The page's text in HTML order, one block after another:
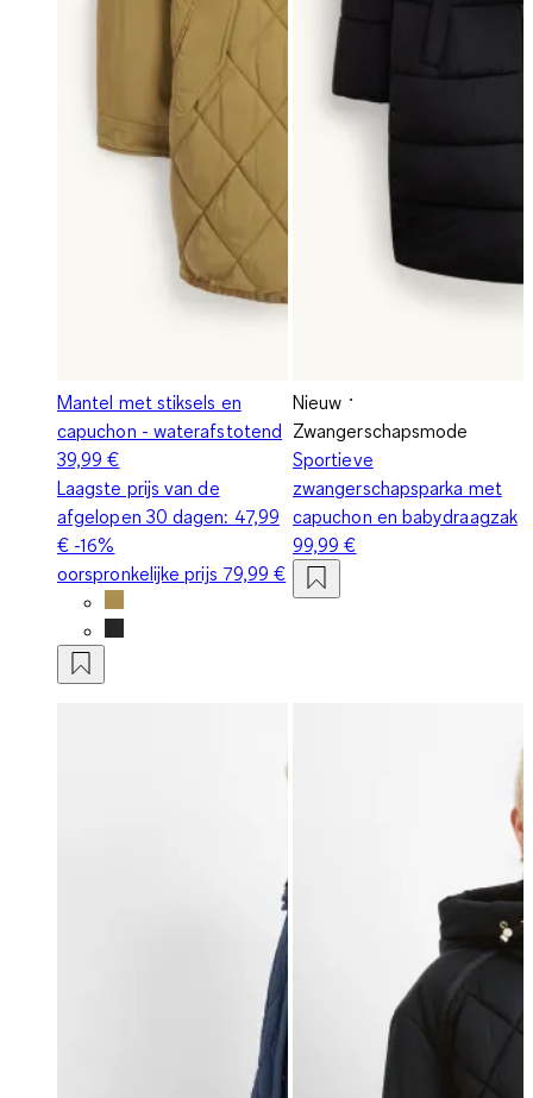
Mantel met stiksels en
capuchon - waterafstotend
39,99 €
Laagste prijs van de
afgelopen 30 dagen: 47,99
€ -16%
oorspronkelijke prijs 79,99 €
Nieuw
Zwangerschapsmode
Sportieve
zwangerschapsparka met
capuchon en babydraagzak
99,99 €